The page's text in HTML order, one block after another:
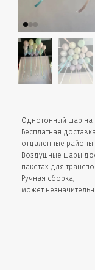
Однотонный шар на
Бесплатная
отдаленные районы
Воздушные шары
пакетах для
Ручная сборка,
может